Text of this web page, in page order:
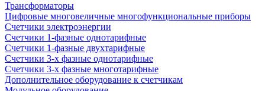
Трансформаторы
Цифровые многовеличные многофункциональные приборы
Счетчики электроэнергии
Счетчики 1-фазные однотарифные
Счетчики 1-фазные двухтарифные
Счетчики 3-х фазные однотарифные
Счетчики 3-х фазные многотарифные
Дополнительное оборудование к счетчикам